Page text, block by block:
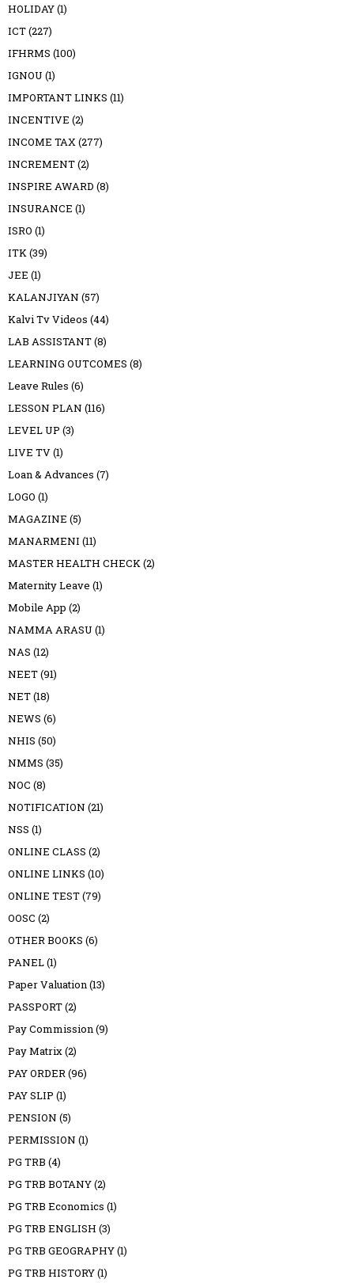
HOLIDAY(1)
ICT(227)
IFHRMS (100)
IGNOU (1)
IMPORTANT LINKS (11)
INCENTIVE (2)
INCOME TAX(277)
INCREMENT(2)
INSPIRE AWARD (8)
INSURANCE (1)
ISRO (1)
ITK(39)
JEE (1)
KALANJIYAN (57)
Kalvi Tv Videos (44)
LAB ASSISTANT(8)
LEARNING OUTCOMES (8)
Leave Rules (6)
LESSON PLAN (116)
LEVEL UP (3)
LIVE TV(1)
Loan & Advances (7)
LOGO (1)
MAGAZINE (5)
MANARMENI (11)
MASTER HEALTH CHECK(2)
Maternity Leave (1)
Mobile App (2)
NAMMA ARASU (1)
NAS (12)
NEET(91)
NET(18)
NEWS (6)
NHIS (50)
NMMS (35)
NOC (8)
NOTIFICATION (21)
NSS (1)
ONLINE CLASS (2)
ONLINE LINKS (10)
ONLINE TEST(79)
OOSC (2)
OTHER BOOKS (6)
PANEL(1)
Paper Valuation(13)
PASSPORT(2)
Pay Commission(9)
Pay Matrix(2)
PAY ORDER(96)
PAY SLIP (1)
PENSION (5)
PERMISSION (1)
PG TRB (4)
PG TRB BOTANY(2)
PG TRB Economics (1)
PG TRB ENGLISH (3)
PG TRB GEOGRAPHY(1)
PG TRB HISTORY(1)